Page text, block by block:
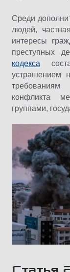
Среди
людей,
интересы
преступных
кодекса
устрашением
конфликта
группами,